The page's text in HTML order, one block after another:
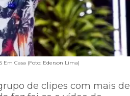
Em Casa (Foto: Ederson Lima)
de clipes com mais de